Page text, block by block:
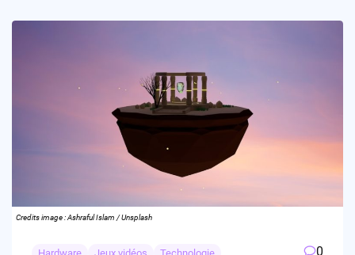
Credits image : Ashraful Islam / Unsplash
0